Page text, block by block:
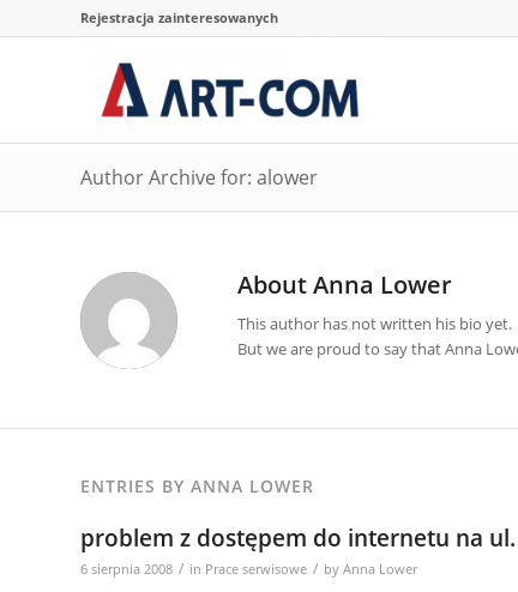
Rejestracja zainteresowanych
Author Archive for: alower
AboutAnna Lower
This author has not written his bio yet.
But we are proud to say thatAnna
ENTRIES BY ANNA LOWER
problem z dostępem do internetu na
6 sierpnia 2008 / in Prace serwisowe / by Anna Lower